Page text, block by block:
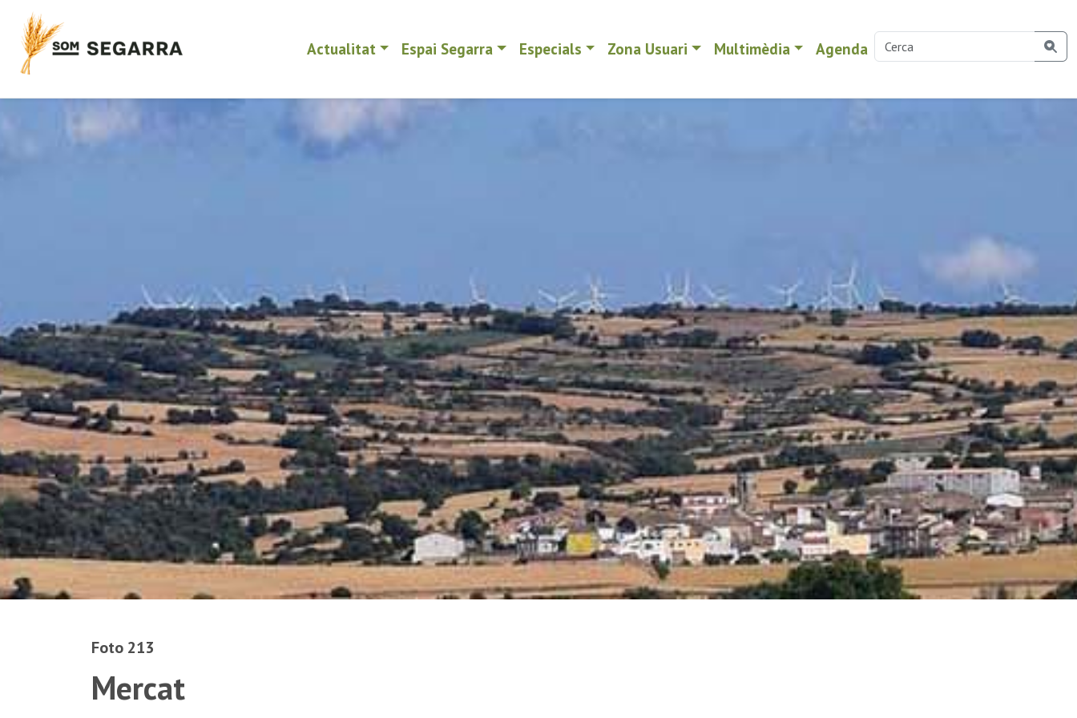
Actualitat Espai Segarra Especials Zona Usuari Multimèdia Agenda
Foto 213
Mercat